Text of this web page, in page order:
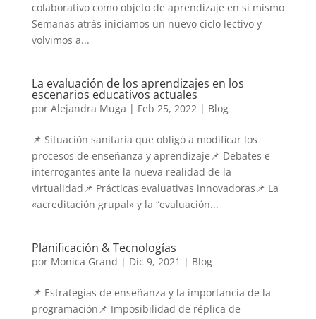
colaborativo como objeto de aprendizaje en si mismo
Semanas atrás iniciamos un nuevo ciclo lectivo y
volvimos a...
La evaluación de los aprendizajes en los
escenarios educativos actuales
por Alejandra Muga | Feb 25, 2022| Blog
📌 Situación sanitaria que obligó a modificar los
procesos de enseñanza y aprendizaje📌 Debates e
interrogantes ante la nueva realidad de la
virtualidad📌 Prácticas evaluativas innovadoras📌 La
«acreditación grupal» y la “evaluación...
Planificación & Tecnologías
por Monica Grand | Dic 9, 2021 | Blog
📌 Estrategias de enseñanza y la importancia de la
programación📌 Imposibilidad de réplica de